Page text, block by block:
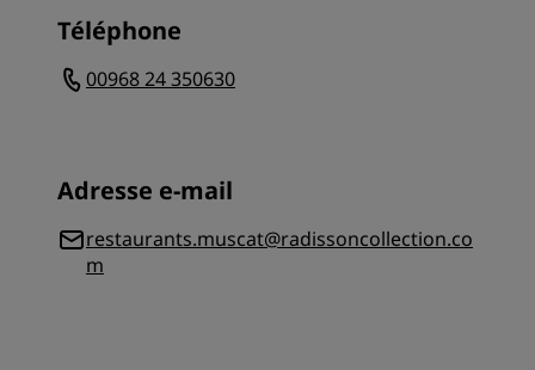
Téléphone
00968 24 350630
Adresse e-mail
restaurants.muscat@radissoncollection.co
m